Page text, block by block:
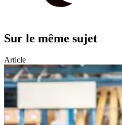
Sur le même sujet
Article